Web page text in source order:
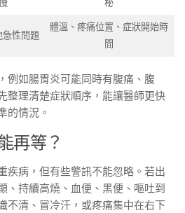
秘
急性問題
體溫、疼痛位置、症狀開始時
間
例如腸胃炎可能同時有腹痛、腹
整理清楚症狀順序，能讓醫師更快
的情況。
再等？
疾病，但有些警訊不能忽略。若出
、持續高燒、血便、黑便、嘔吐到
不清、冒冷汗，或疼痛集中在右下